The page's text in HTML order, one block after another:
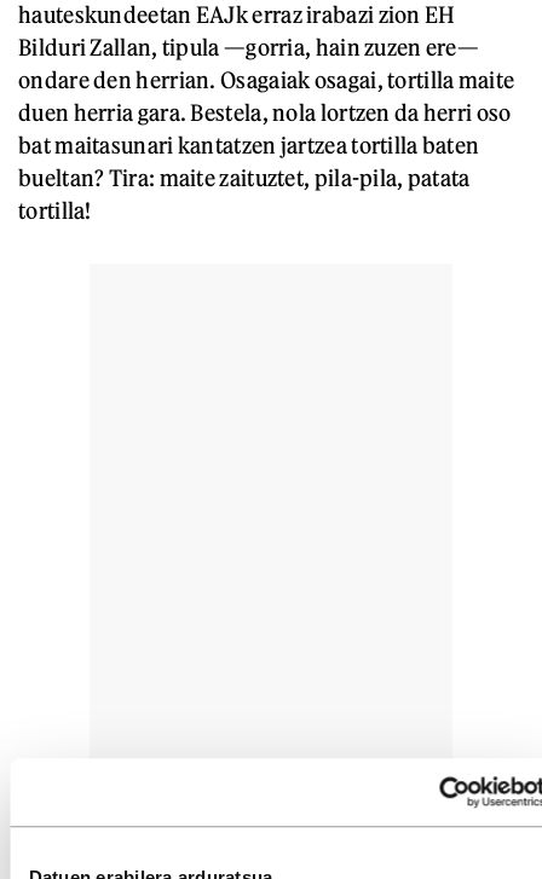
hauteskundeetan EAJk erraz irabazi zion EH
Bilduri Zallan, tipula —gorria, hain zuzen ere—
ondare den herrian. Osagaiak osagai, tortilla maite
duen herria gara. Bestela, nola lortzen da herri oso
bat maitasunari kantatzen jartzea tortilla baten
bueltan? Tira: maite zaituztet, pila-pila, patata
tortilla!